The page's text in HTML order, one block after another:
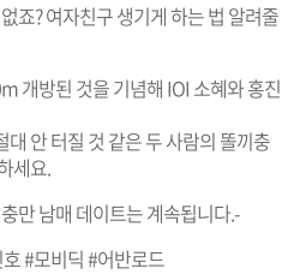
죠? 여자친구 생기게 하는 법 알려줄
개방된 것을 기념해 IOI 소혜와 홍진
안 터질 것 같은 두 사람의 똘끼충
세요.
만 남매 데이트는 계속됩니다.-
#모비딕 #어반로드